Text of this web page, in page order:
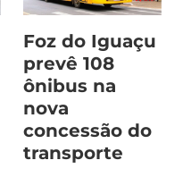
Foz do Iguaçu
prevê 108
ônibus na
nova
concessão do
transporte